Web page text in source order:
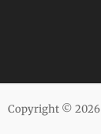
Copyright © 2026